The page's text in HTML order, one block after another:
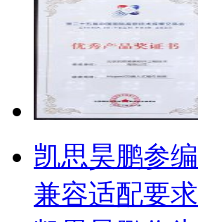
凯思昊鹏参
兼容适配要